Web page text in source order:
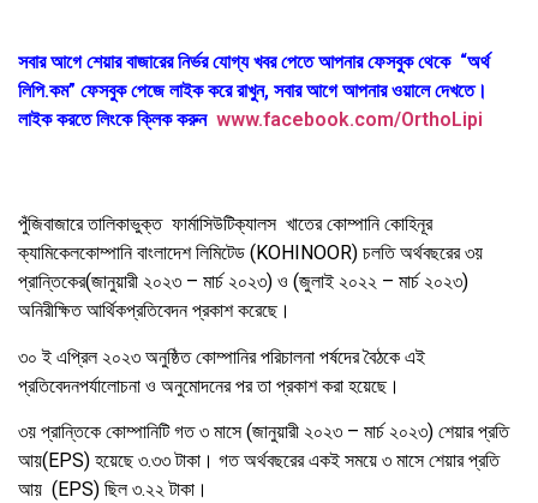
সবার আগে শেয়ার বাজারের নির্ভর যোগ্য খবর পেতে আপনার ফেসবুক থেকে “অর্থ
লিপি.কম” ফেসবুক পেজে লাইক করে রাখুন, সবার আগে আপনার ওয়ালে দেখতে।
লাইক করতে লিংকে ক্লিক করুন www.facebook.com/OrthoLipi
পুঁজিবাজারে তালিকাভুক্ত ফার্মাসিউটিক্যালস খাতের কোম্পানি কোহিনূর
ক্যামিকেলকোম্পানি বাংলাদেশ লিমিটেড (KOHINOOR) চলতি অর্থবছরের ৩য়
প্রান্তিকের(জানুয়ারী ২০২৩ – মার্চ ২০২৩) ও (জুলাই ২০২২ – মার্চ ২০২৩)
অনিরীক্ষিত আর্থিকপ্রতিবেদন প্রকাশ করেছে।
৩০ ই এপ্রিল ২০২৩ অনুষ্ঠিত কোম্পানির পরিচালনা পর্ষদের বৈঠকে এই
প্রতিবেদনপর্যালোচনা ও অনুমোদনের পর তা প্রকাশ করা হয়েছে।
৩য় প্রান্তিকে কোম্পানিটি গত ৩ মাসে(জানুয়ারী ২০২৩ – মার্চ ২০২৩) শেয়ার প্রতি
আয়( EPS) হয়েছে ৩.৩৩ টাকা। গত অর্থবছরের একই সময়ে ৩ মাসে শেয়ার প্রতি
আয় (EPS) ছিল ৩.২২ টাকা।